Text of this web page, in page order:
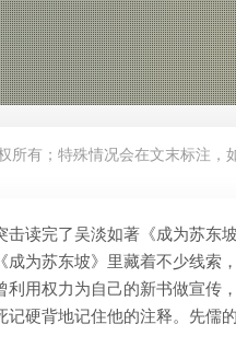
所有；特殊情况会在文末标注，
读完了吴淡如著《成为苏东
为苏东坡》里藏着不少线索
用权力为自己的新书做宣传
硬背地记住他的注释。先儒